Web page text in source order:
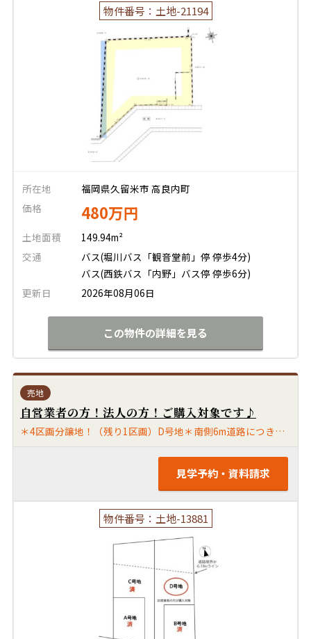
物件番号：土地-21194
所在地
福岡県久留米市 高良内町
価格
480万円
土地面積
149.94m²
交通
バス(堀川バス「観音堂前」停 停歩4分)
バス(西鉄バス「内野」バス停 停歩6分)
更新日
2026年08月06日
この物件の詳細を見る
売地
自営業者の方！法人の方！ご購入対象です♪
＊4区画分譲地！（残り1区画）D号地＊南側6m道路につき陽当たり良好です♪＊ゆったりの敷地です♫＊前面道路に上下水道あり☆＊調整区域ですが自己用住宅/自己用併用住宅に限り建築可能です！＊山川小学校・良山中学校区
見学予約・資料請求
物件番号：土地-13881